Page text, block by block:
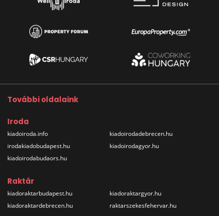
További oldalaink
Iroda
kiadoiroda.info
irodakiadobudapest.hu
kiadoirodabudaors.hu
kiadoirodadebrecen.hu
kiadoirodagyor.hu
Raktár
kiadoraktarbudapest.hu
kiadoraktardebrecen.hu
kiadoraktargyor.hu
raktarszekesfehervar.hu